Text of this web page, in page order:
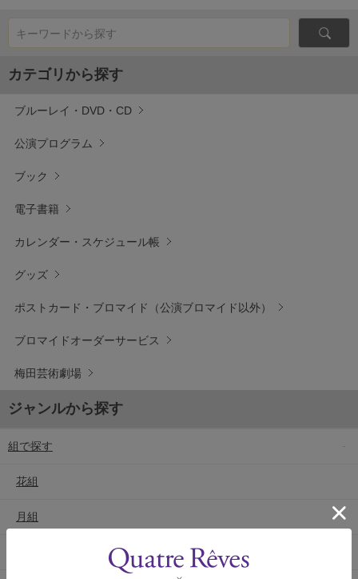
キーワードから探す
カテゴリから探す
ブルーレイ・DVD・CD
公演プログラム
ブック
電子書籍
カレンダー・スケジュール帳
グッズ
ポストカード・ブロマイド（公演ブロマイド以外）
ブロマイドオーダーサービス
梅田芸術劇場
ジャンルから探す
組で探す
花組
月組